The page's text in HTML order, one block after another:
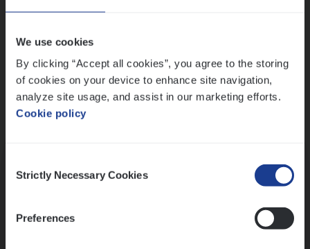
We use cookies
By clicking “Accept all cookies”, you agree to the storing
of cookies on your device to enhance site navigation,
analyze site usage, and assist in our marketing efforts.
Cookie policy
Selection
Strictly Necessary Cookies
Preferences